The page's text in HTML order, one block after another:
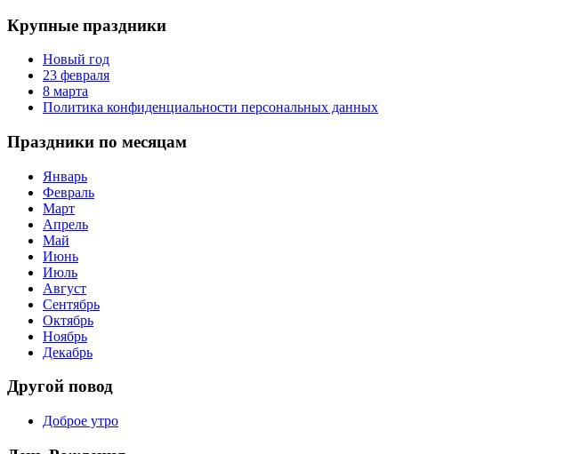
Крупные праздники
Новый год
23 февраля
8 марта
Политика конфиденциальности персональных данных
Праздники по месяцам
Январь
Февраль
Март
Апрель
Май
Июнь
Июль
Август
Сентябрь
Октябрь
Ноябрь
Декабрь
Другой повод
Доброе утро